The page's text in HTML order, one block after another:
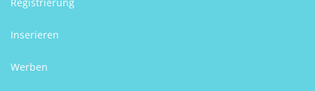
Inserieren
Werben